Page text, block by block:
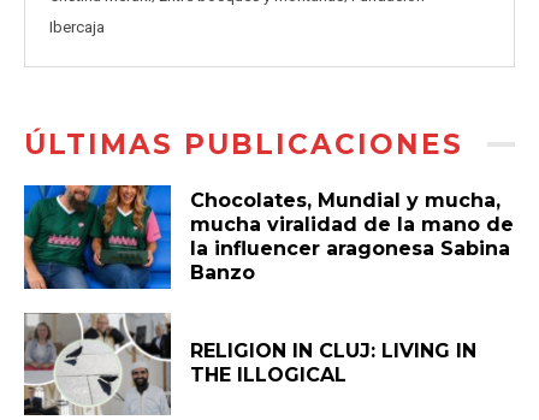
Ibercaja
ÚLTIMAS PUBLICACIONES
Chocolates, Mundial y mucha,
mucha viralidad de la mano de
la influencer aragonesa Sabina
Banzo
RELIGION IN CLUJ: LIVING IN
THE ILLOGICAL